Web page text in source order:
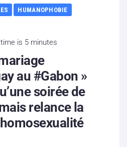
HUMANOPHOBIE
is 5 minutes
au #Gabon »
soirée de
relance la